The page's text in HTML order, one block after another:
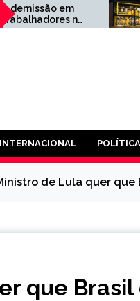
Ações da Smart
após resultado
insatisfatório no
INTERNACIONAL POLÍTICA
de Lula quer que
que Brasil